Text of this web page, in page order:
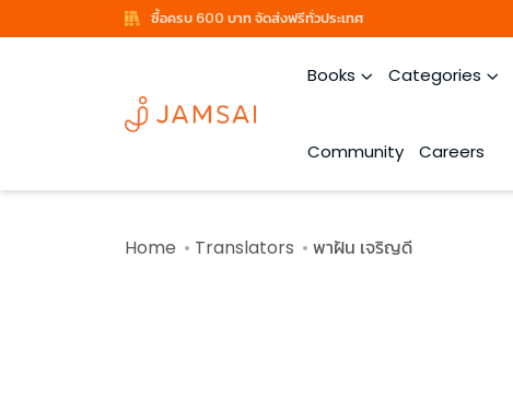
ซื้อครบ 600 บาท จัดส่งฟรีทั่วประเทศ
Books Categories
Community Careers
Home Translators พาฝัน เจริญดี